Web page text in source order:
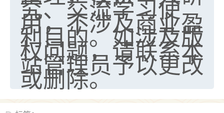
究、交流学习使
用，不涉及商业盈
利目的。如涉及版
权问题，请联系本
站管理员予以更改
或删除。
师，安排了超度法事，做梦再也没有梦到过
了，一开始是半信半疑的，图个心安，给亡母
超度，现在看来，人不信也不行。
2天前 来自云南 11
优秀的张同学
老师收徒吗？？我对这些很感兴趣
2天前 来自山西